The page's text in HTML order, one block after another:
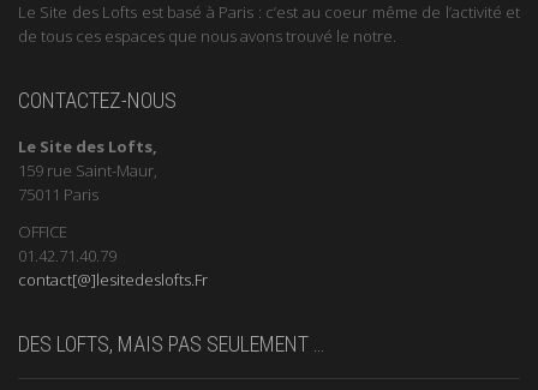
Le Site des Lofts est basé à Paris : c’est au coeur même de l’activité et
de tous ces espaces que nous avons trouvé le notre.
CONTACTEZ-NOUS
Le Site des Lofts,
159 rue Saint-Maur,
75011 Paris
OFFICE
01.42.71.40.79
contact[@]lesitedeslofts.Fr
DES LOFTS, MAIS PAS SEULEMENT …